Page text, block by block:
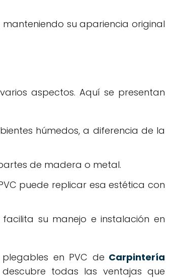
su apariencia original
aspectos. Aquí se presentan
húmedos, a diferencia de la
de madera o metal.
puede replicar esa estética con
su manejo e instalación en
en PVC de Carpintería
todas las ventajas que